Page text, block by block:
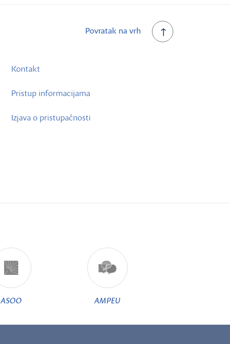
Povratak na vrh
Kontakt
Pristup informacijama
Izjava o pristupačnosti
ASOO AMPEU